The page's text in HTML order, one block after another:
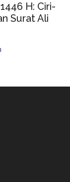
H: Ciri-
Surat Ali